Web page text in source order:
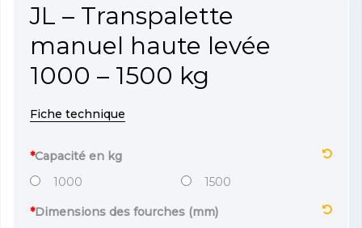
JL – Transpalette
manuel haute levée
1000 – 1500 kg
Fiche technique
*Capacité en kg
1000
1500
*Dimensions des fourches (mm)